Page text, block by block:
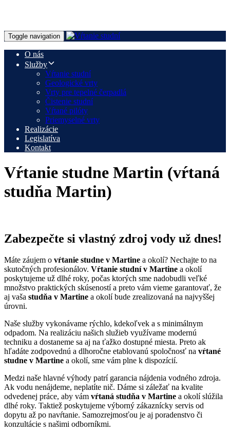
Toggle navigation
O nás
Služby
Vŕtanie studní
Geologické vrty
Vrty pre tepelné čerpadlá
Čistenie studní
Vŕtané pilóty
Priemyselné vrty
Realizácie
Legislatíva
Kontakt
Vŕtanie studne Martin (vŕtaná
studňa Martin)
Zabezpečte si vlastný zdroj vody už dnes!
Máte záujem o vŕtanie studne v Martine a okolí? Nechajte to na
skutočných profesionálov. Vŕtanie studní v Martine a okolí
poskytujeme už dlhé roky, počas ktorých sme nadobudli veľké
množstvo praktických skúseností a preto vám vieme garantovať, že
aj vaša studňa v Martine a okolí bude zrealizovaná na najvyššej
úrovni.
Naše služby vykonávame rýchlo, kdekoľvek a s minimálnym
odpadom. Na realizáciu našich služieb využívame modernú
techniku a dostaneme sa aj na ťažko dostupné miesta. Preto ak
hľadáte zodpovednú a dlhoročne etablovanú spoločnosť na vŕtané
studne v Martine a okolí, sme vám plne k dispozícií.
Medzi naše hlavné výhody patrí garancia nájdenia vodného zdroja.
Ak vodu nenájdeme, neplatíte nič. Dáme si záležať na kvalite
odvedenej práce, aby vám vŕtaná studňa v Martine a okolí slúžila
dlhé roky. Taktiež poskytujeme výborný zákaznícky servis od
dopytu až po navŕtanie. Samozrejmosťou je aj poradenstvo či
konzultácie s našimi odborníkmi.